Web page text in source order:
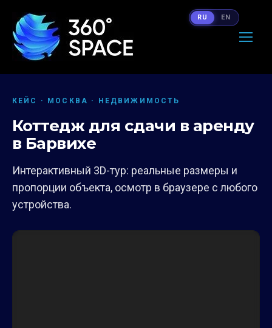
КЕЙС · МОСКВА · НЕДВИЖИМОСТЬ
Коттедж для сдачи в аренду
в Барвихе
Интерактивный 3D-тур: реальные размеры и
пропорции объекта, осмотр в браузере с любого
устройства.
RU EN